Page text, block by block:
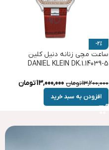
-2%
ساعت مچی زنانه دنیل کلین
DANIEL KLEIN DK.1.14039-5
13,200,000تومان 13,000,000تومان
افزودن به سبد خرید